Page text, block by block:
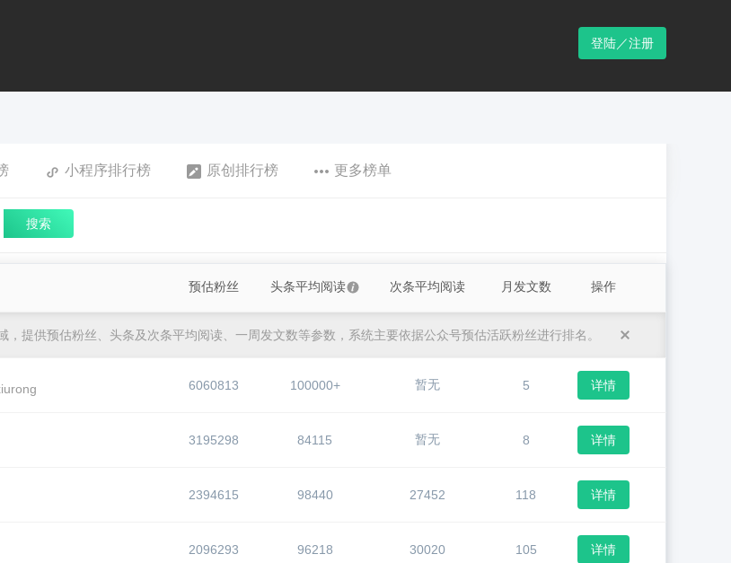
登陆／注册
小程序排行榜 原创排行榜 更多榜单
搜索
预估粉丝 头条平均阅读 次条平均阅读 月发文数 操作
，提供预估粉丝、头条及次条平均阅读、一周发文数等参数，系统主要依据公众号预估活跃粉丝进行排名。
6060813 100000+ 暂无 5 详情
3195298 84115 暂无 8 详情
2394615 98440 27452 118 详情
2096293 96218 30020 105 详情